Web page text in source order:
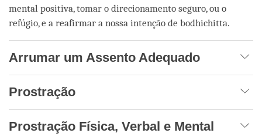
mental positiva, tomar o direcionamento seguro, ou o
refúgio, e a reafirmar a nossa intenção de bodhichitta.
Arrumar um Assento Adequado
Prostração
Prostração Física, Verbal e Mental